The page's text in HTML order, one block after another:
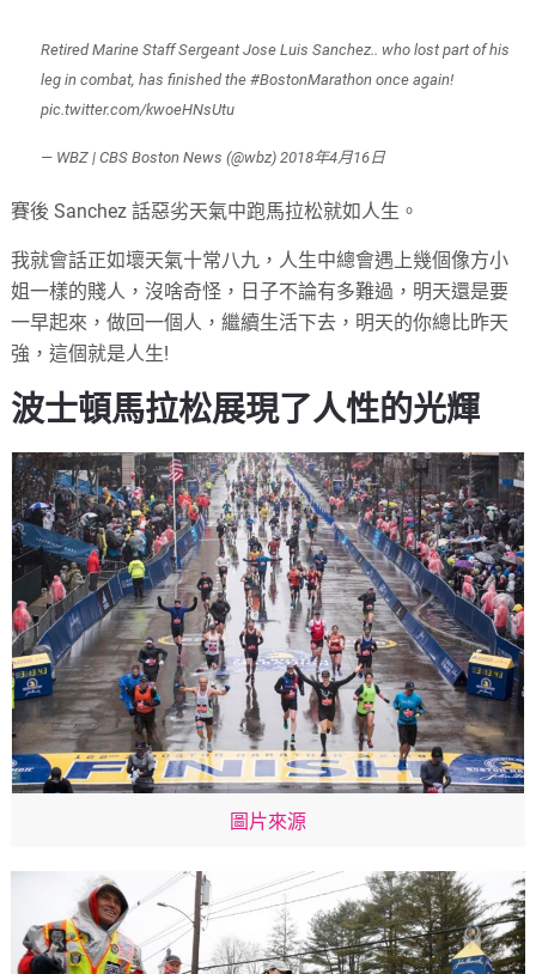
Retired Marine Staff Sergeant Jose Luis Sanchez.. who lost part of his
leg in combat, has finished the#BostonMarathon once again!
pic.twitter.com/kwoeHNsUtu
— WBZ | CBS Boston News (@wbz)2018年4月16日
賽後 Sanchez 話惡劣天氣中跑馬拉松就如人生。
我就會話正如壞天氣十常八九，人生中總會遇上幾個像方小
姐一樣的賤人，沒啥奇怪，日子不論有多難過，明天還是要
一早起來，做回一個人，繼續生活下去，明天的你總比昨天
強，這個就是人生!
波士頓馬拉松展現了人性的光輝
圖片來源